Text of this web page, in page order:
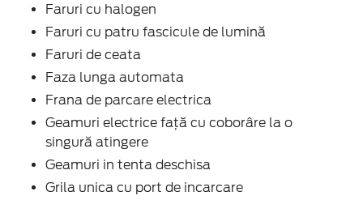
Faruri cu halogen
Faruri cu patru fascicule de lumină
Faruri de ceata
Faza lunga automata
Frana de parcare electrica
Geamuri electrice faţă cu coborâre la o
singură atingere
Geamuri in tenta deschisa
Grila unica cu port de incarcare